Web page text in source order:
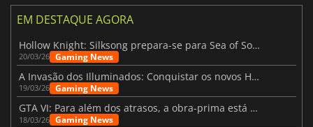
EM DESTAQUE AGORA
Hollow Knight: Silksong prepara-se para Sea of Sorrow com um patch
20/03/26 Gaming News
A Invasão dos Illuminados: Conquistar os novos Helldivers 2 Atualização!
19/03/26 Gaming News
GTA VI: Para além dos atrasos, a obra-prima está quase a chegar
18/03/26 Gaming News